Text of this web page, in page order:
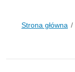
Strona główna